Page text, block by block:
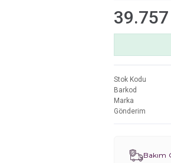
Stok Kodu
Barkod
Marka
Gönderim
Bakım